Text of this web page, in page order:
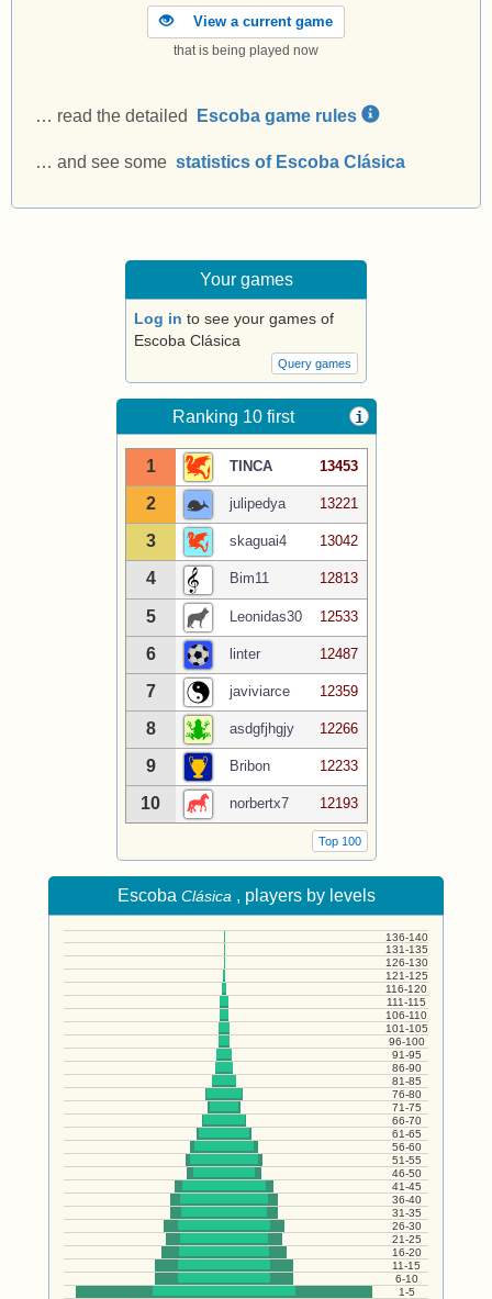
View a current game
that is being played now
… read the detailed Escoba game rules
… and see some statistics of Escoba Clásica
Your games
Log in to see your games of
Escoba Clásica
Query games
Ranking 10 first i
1 TINCA 13453
2 julipedya 13221
3 skaguai4 13042
4 Bim11 12813
5 Leonidas30 12533
6 linter 12487
7 javiviarce 12359
8 asdgfjhgjy 12266
9 Bribon 12233
10 norbertx7 12193
Top 100
Escoba Clásica , players by levels
136-140
131-135
126-130
121-125
116-120
111-115
106-110
101-105
96-100
91-95
86-90
81-85
76-80
71-75
66-70
61-65
56-60
51-55
46-50
41-45
36-40
31-35
26-30
21-25
16-20
11-15
6-10
1-5